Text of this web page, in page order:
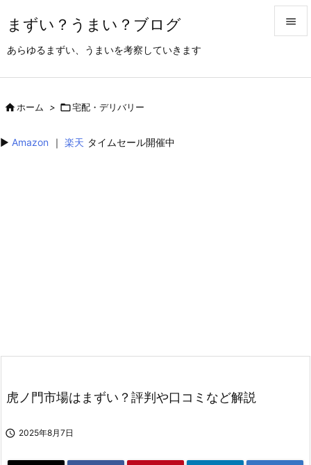
まずい？うまい？ブログ
あらゆるまずい、うまいを考察していきます

ホーム > 宅配・デリバリー
▶︎ Amazon ｜ 楽天 タイムセール開催中
虎ノ門市場はまずい？評判や口コミなど解説
 2025年8月7日